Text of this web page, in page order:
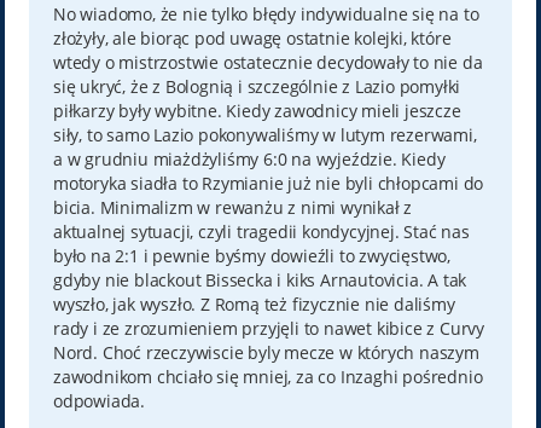
No wiadomo, że nie tylko błędy indywidualne się na to
złożyły, ale biorąc pod uwagę ostatnie kolejki, które
wtedy o mistrzostwie ostatecznie decydowały to nie da
się ukryć, że z Bolognią i szczególnie z Lazio pomyłki
piłkarzy były wybitne. Kiedy zawodnicy mieli jeszcze
siły, to samo Lazio pokonywaliśmy w lutym rezerwami,
a w grudniu miażdżyliśmy 6:0 na wyjeździe. Kiedy
motoryka siadła to Rzymianie już nie byli chłopcami do
bicia. Minimalizm w rewanżu z nimi wynikał z
aktualnej sytuacji, czyli tragedii kondycyjnej. Stać nas
było na 2:1 i pewnie byśmy dowieźli to zwycięstwo,
gdyby nie blackout Bissecka i kiks Arnautovicia. A tak
wyszło, jak wyszło. Z Romą też fizycznie nie daliśmy
rady i ze zrozumieniem przyjęli to nawet kibice z Curvy
Nord. Choć rzeczywiscie byly mecze w których naszym
zawodnikom chciało się mniej, za co Inzaghi pośrednio
odpowiada.